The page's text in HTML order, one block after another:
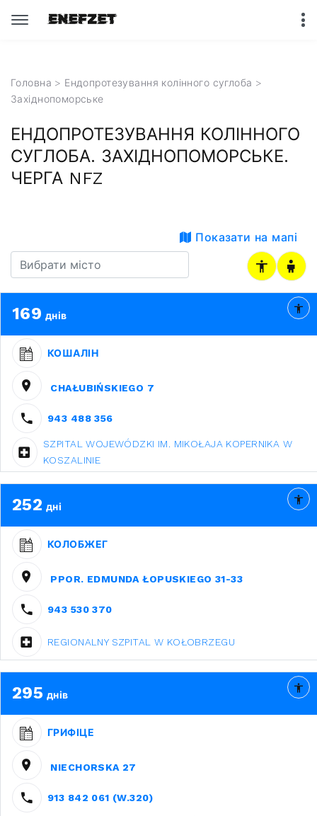
Головна > Ендопротезування колінного суглоба >
Західнопоморське
ЕНДОПРОТЕЗУВАННЯ КОЛІННОГО
СУГЛОБА. ЗАХІДНОПОМОРСЬКЕ.
ЧЕРГА NFZ
Показати на мапі
169 днів
КОШАЛІН
CHAŁUBIŃSKIEGO 7
943 488 356
SZPITAL WOJEWÓDZKI IM. MIKOŁAJA KOPERNIKA W
KOSZALINIE
252 дні
КОЛОБЖЕГ
PPOR. EDMUNDA ŁOPUSKIEGO 31-33
943 530 370
REGIONALNY SZPITAL W KOŁOBRZEGU
295 днів
ГРИФІЦЕ
NIECHORSKA 27
913 842 061 (W.320)